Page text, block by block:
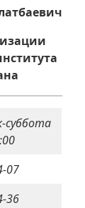
суббота
07
36